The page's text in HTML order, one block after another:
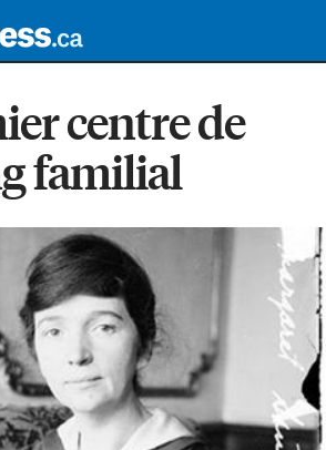
centre de
familial